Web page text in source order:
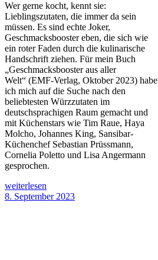
Wer gerne kocht, kennt sie:
Lieblingszutaten, die immer da sein
müssen. Es sind echte Joker,
Geschmacksbooster eben, die sich wie
ein roter Faden durch die kulinarische
Handschrift ziehen. Für mein Buch
„Geschmacksbooster aus aller
Welt“ (EMF-Verlag, Oktober 2023) habe
ich mich auf die Suche nach den
beliebtesten Würzzutaten im
deutschsprachigen Raum gemacht und
mit Küchenstars wie Tim Raue, Haya
Molcho, Johannes King, Sansibar-
Küchenchef Sebastian Prüssmann,
Cornelia Poletto und Lisa Angermann
gesprochen.
weiterlesen
8. September 2023